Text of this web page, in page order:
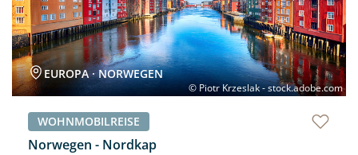
© Piotr Krzeslak - stock.adobe.com
EUROPA · NORWEGEN
WOHNMOBILREISE
Norwegen - Nordkap